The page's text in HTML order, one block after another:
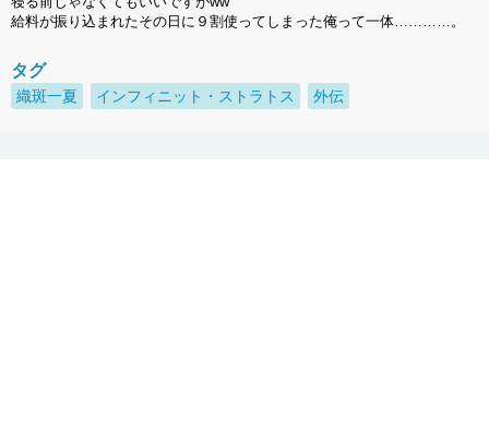
給料が振り込まれたその日に９割使ってしまった俺って一体…………。
タグ
織斑一夏 インフィニット・ストラトス 外伝